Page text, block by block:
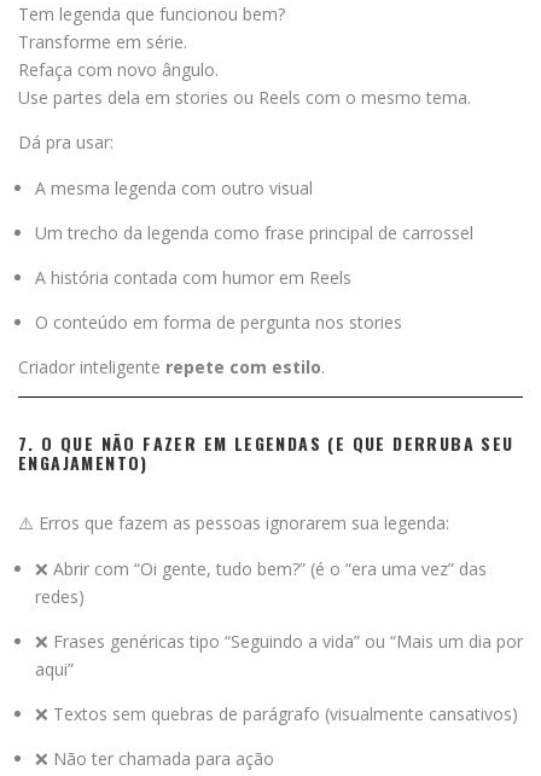
Tem legenda que funcionou bem?
Transforme em série.
Refaça com novo ângulo.
Use partes dela em stories ou Reels com o mesmo tema.
Dá pra usar:
A mesma legenda com outro visual
Um trecho da legenda como frase principal de carrossel
A história contada com humor em Reels
O conteúdo em forma de pergunta nos stories
Criador inteligente repete com estilo.
7. O QUE NÃO FAZER EM LEGENDAS (E QUE DERRUBA SEU
ENGAJAMENTO)
⚠️ Erros que fazem as pessoas ignorarem sua legenda:
❌ Abrir com “Oi gente, tudo bem?” (é o “era uma vez” das
redes)
❌ Frases genéricas tipo “Seguindo a vida” ou “Mais um dia por
aqui”
❌ Textos sem quebras de parágrafo (visualmente cansativos)
❌ Não ter chamada para ação